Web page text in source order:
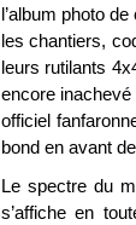
l’album photo
les chantiers,
leurs rutilants
encore
officiel
bond en avant
Le spectre du
s’affiche en